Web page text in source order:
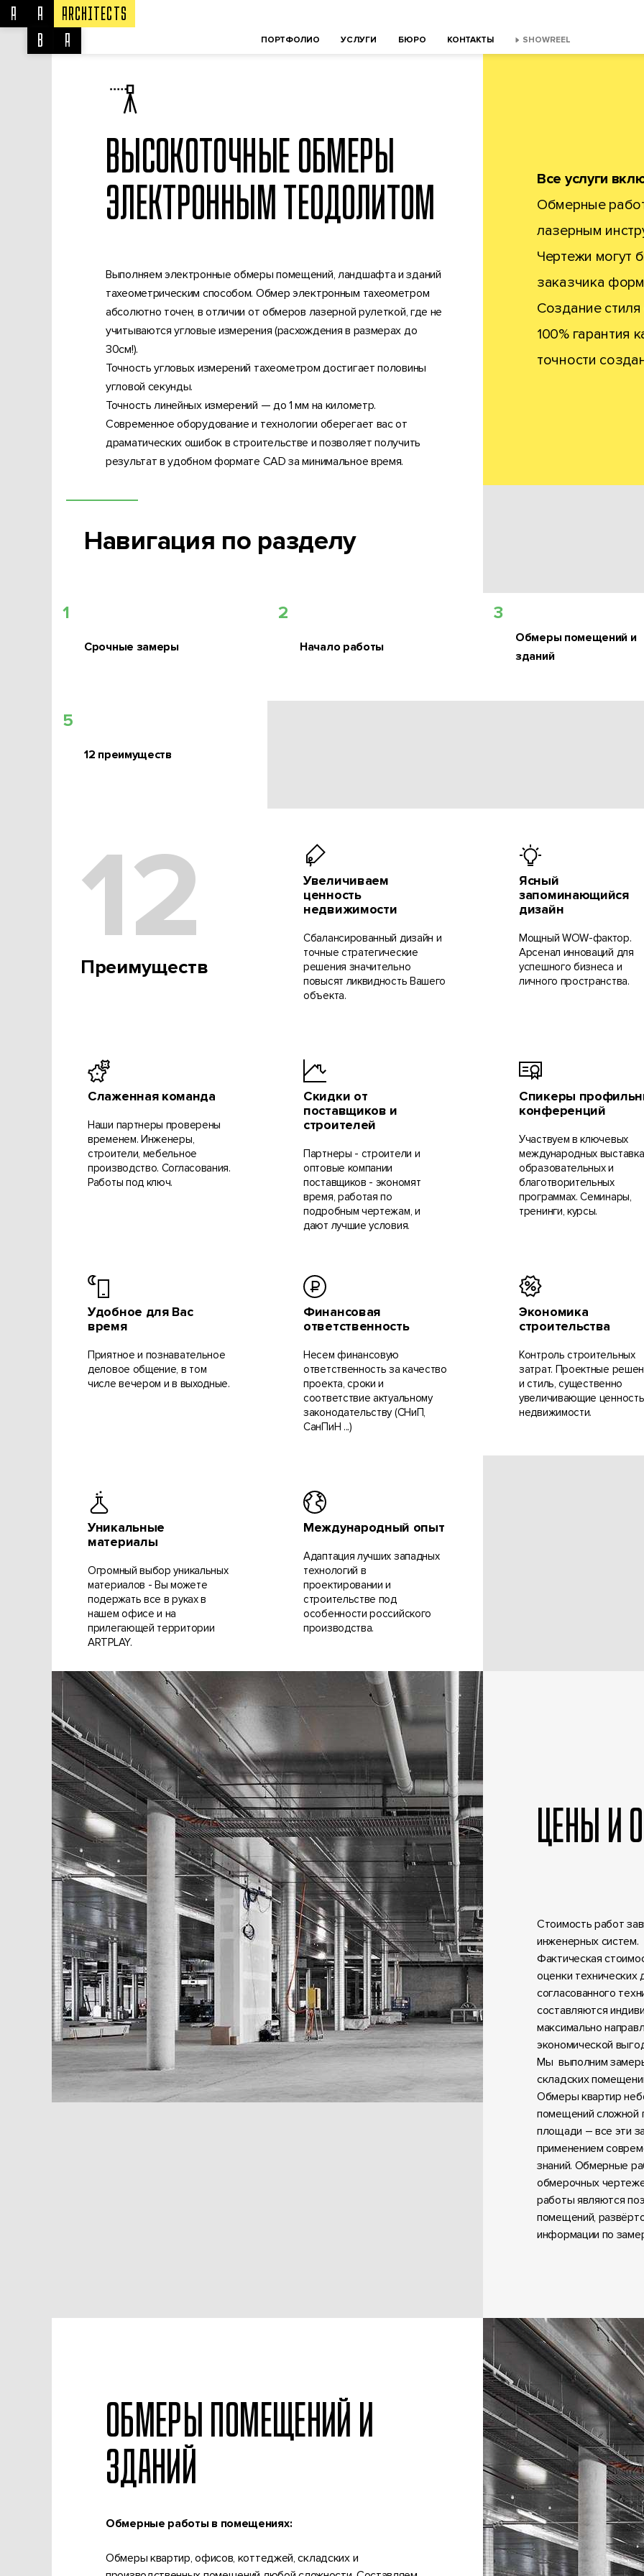
A
A
B
A
ARCHITECTS
ПОРТФОЛИО УСЛУГИ БЮРО КОНТАКТЫ SHOWREEL
ООО «ААБА» © 2003-2022
ВЫСОКОТОЧНЫЕ ОБМЕРЫ
ЭЛЕКТРОННЫМ ТЕОДОЛИТОМ
Выполняем электронные обмеры помещений, ландшафта и зданий
тахеометрическим способом. Обмер электронным тахеометром
абсолютно точен, в отличии от обмеров лазерной рулеткой, где не
учитываются угловые измерения (расхождения в размерах до
30см!).
Точность угловых измерений тахеометром достигает половины
угловой секунды.
Точность линейных измерений — до 1 мм на километр.
Современное оборудование и технологии оберегает вас от
драматических ошибок в строительстве и позволяет получить
результат в удобном формате CAD за минимальное время.
Все услуги
Обмерные
лазерным
Чертежи могут
заказчика
Создание
100% гарантия
точности
Навигация по разделу
1
Срочные замеры
2
Начало работы
3
Обмеры помещений и
зданий
5
12 преимуществ
12
Преимуществ
Увеличиваем
ценность
недвижимости
Сбалансированный дизайн и
точные стратегические
решения значительно
повысят ликвидность Вашего
объекта.
Ясный
запоминающийся
дизайн
Мощный WOW-фактор.
Арсенал инноваций для
успешного бизнеса и
личного пространства.
Слаженная команда
Наши партнеры проверены
временем. Инженеры,
строители, мебельное
производство. Согласования.
Работы под ключ.
Скидки от
поставщиков и
строителей
Партнеры - строители и
оптовые компании
поставщиков - экономят
время, работая по
подробным чертежам, и
дают лучшие условия.
Спикеры
конференций
Участвуем в ключевых
международных
образовательных и
благотворительных
программах. Семинары,
тренинги, курсы.
Удобное для Вас
время
Приятное и познавательное
деловое общение, в том
числе вечером и в выходные.
Финансовая
ответственность
Несем финансовую
ответственность за качество
проекта, сроки и
соответствие актуальному
законодательству (СНиП,
СанПиН ...)
Экономика
строительства
Контроль строительных
затрат. Проектные
и стиль, существенно
увеличивающие ценность
недвижимости.
Уникальные
материалы
Огромный выбор уникальных
материалов - Вы можете
подержать все в руках в
нашем офисе и на
прилегающей территории
ARTPLAY.
Международный опыт
Адаптация лучших западных
технологий в
проектировании и
строительстве под
особенности российского
производства.
ЦЕНЫ И
Стоимость работ
инженерных систем.
Фактическая
оценки технических
согласованного
составляются
максимально
экономической
Мы выполним
складских
Обмеры квартир
помещений сложной
площади – все эти
применением
знаний. Обмерные
обмерочных
работы являются
помещений,
информации по
ОБМЕРЫ ПОМЕЩЕНИЙ И
ЗДАНИЙ
Обмерные работы в помещениях:
Обмеры квартир, офисов, коттеджей, складских и